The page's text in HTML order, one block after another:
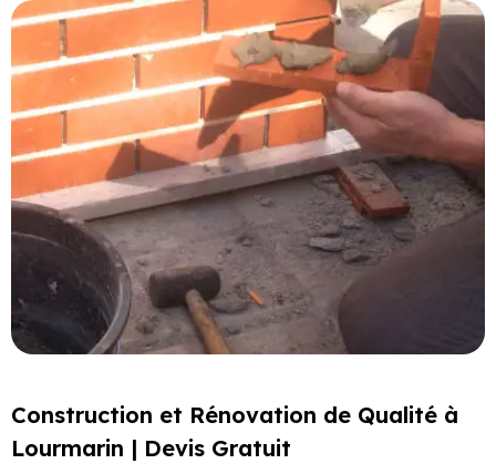
Construction et Rénovation de Qualité à
Lourmarin | Devis Gratuit